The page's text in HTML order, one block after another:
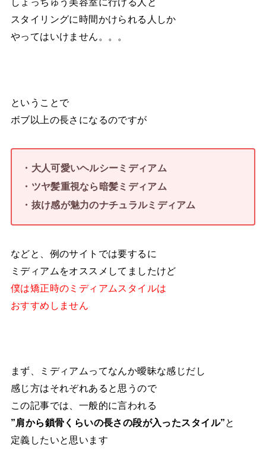
スタイリングに時間かけられる人しか
やってはいけません。。。
ということで
ボブ以上の長さになるのですが
・大人可愛いヘルシーミディアム
・ツヤ髪重視なら暗髪ミディアム
・抜け感が魅力のナチュラルミディアム
などと、例のサイトでは要するに
ミディアムをオススメしてましたけど
僕は矯正時のミディアムスタイルは
おすすめしません
まず、ミディアムってなんか曖昧な感じだし
感じ方はそれぞれあると思うので
この記事では、一般的に言われる
”肩から鎖骨くらいの長さの段が入ったスタイル”と
定義したいと思います